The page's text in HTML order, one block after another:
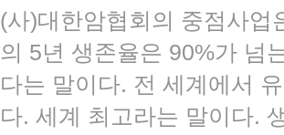
(사)대한암협회의 중점사업
의 5년 생존율은 90%가 넘
다는 말이다. 전 세계에서
다. 세계 최고라는 말이다.